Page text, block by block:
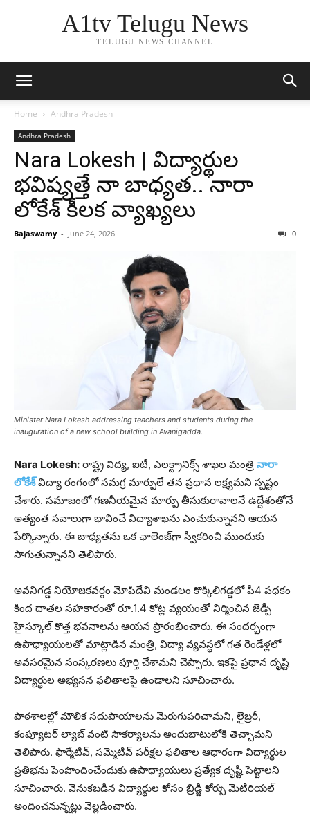
A1tv Telugu News
TELUGU NEWS CHANNEL
Home Andhra Pradesh
Andhra Pradesh
Nara Lokesh | విద్యార్థుల
భవిష్యత్తే నా బాధ్యత.. నారా
లోకేశ్ కీలక వ్యాఖ్యలు
Bajaswamy - June 24, 2026 0
Minister Nara Lokesh addressing teachers and students during the
inauguration of a new school building in Avanigadda.
Nara Lokesh: రాష్ట్ర విద్య, ఐటీ, ఎలక్ట్రానిక్స్ శాఖల మంత్రి నారా
లోకేశ్విద్యా రంగంలో సమగ్ర మార్పులే తన ప్రధాన లక్ష్యమని స్పష్టం
చేశారు. సమాజంలో గణనీయమైన మార్పు తీసుకురావాలనే ఉద్దేశంతోనే
అత్యంత సవాలుగా భావించే విద్యాశాఖను ఎంచుకున్నానని ఆయన
పేర్కొన్నారు. ఈ బాధ్యతను ఒక ఛాలెంజ్‌గా స్వీకరించి ముందుకు
సాగుతున్నానని తెలిపారు.
అవనిగడ్డ నియోజకవర్గం మోపిదేవి మండలం కొక్కిలిగడ్డలో పీ4 పథకం
కింద దాతల సహకారంతో రూ.1.4 కోట్ల వ్యయంతో నిర్మించిన జెడ్పీ
హైస్కూల్ కొత్త భవనాలను ఆయన ప్రారంభించారు. ఈ సందర్భంగా
ఉపాధ్యాయులతో మాట్లాడిన మంత్రి, విద్యా వ్యవస్థలో గత రెండేళ్లలో
అవసరమైన సంస్కరణలు పూర్తి చేశామని చెప్పారు. ఇకపై ప్రధాన దృష్టి
విద్యార్థుల అభ్యసన ఫలితాలపై ఉండాలని సూచించారు.
పాఠశాలల్లో మౌలిక సదుపాయాలను మెరుగుపరిచామని, లైబ్రరీ,
కంప్యూటర్ ల్యాబ్ వంటి సౌకర్యాలను అందుబాటులోకి తెచ్చామని
తెలిపారు. ఫార్మేటివ్, సమ్మెటివ్ పరీక్షల ఫలితాల ఆధారంగా విద్యార్థుల
ప్రతిభను పెంపొందించేందుకు ఉపాధ్యాయులు ప్రత్యేక దృష్టి పెట్టాలని
సూచించారు. వెనుకబడిన విద్యార్థుల కోసం బ్రిడ్జి కోర్సు మెటీరియల్
అందించనున్నట్లు వెల్లడించారు.